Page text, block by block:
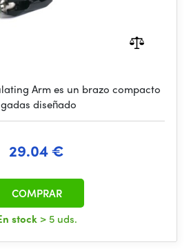
Arm es un brazo compacto
diseñado
29.04 €
stock > 5 uds.
COMPRAR